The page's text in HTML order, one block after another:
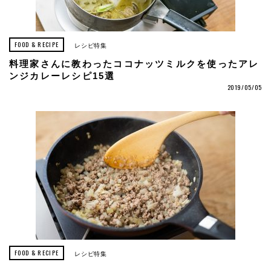
FOOD & RECIPE レシピ特集
料理家さんに教わったココナッツミルクを使ったアレ
ンジカレーレシピ15選
2019/05/05
FOOD & RECIPE レシピ特集